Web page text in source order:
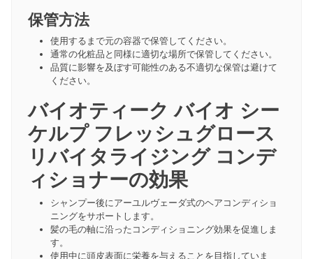
保管方法
使用するまで元の容器で保管してください。
通常の化粧品と同様に適切な場所で保管してください。
品質に影響を及ぼす可能性のある不適切な保管は避けて
ください。
バイオティーク バイオ シー
ケルプ フレッシュグロース
リバイタライジング コンデ
ィショナーの効果
シャンプー後にアーユルヴェーダ式のヘアコンディショ
ニングをサポートします。
髪の毛の軸に沿ったコンディショニング効果を促進しま
す。
使用中に頭皮表面に栄養を与えることを目指していま